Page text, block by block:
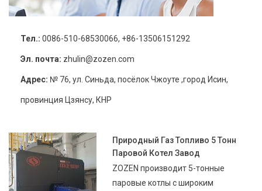
Тел.: 0086-510-68530066, +86-13506151292
Эл. почта: zhulin@zozen.com
Адрес: № 76, ул. Синьда, посёлок Чжоуте ,город Исин,
провинция Цзянсу, КНР
Природный Газ Топливо 5 Тонн
Паровой Котел Завод
ZOZEN производит 5-тонные
паровые котлы с широким